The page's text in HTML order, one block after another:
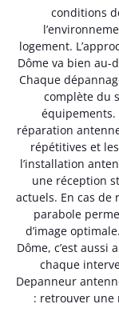
conditions
logement.
Dôme va bien au-
Chaque
complète du
équipements.
réparation
répétitives et
l’installation
une réception
actuels. En cas
parabole
d’image
Dôme, c’est
chaque
Depanneur
: retrouver une